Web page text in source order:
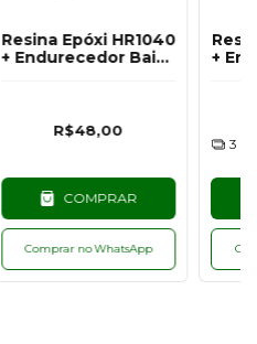
Resina Epóxi HR1040
+ Endurecedor Baixa
R$48,00
COMPRAR
Comprar no WhatsApp
+
3